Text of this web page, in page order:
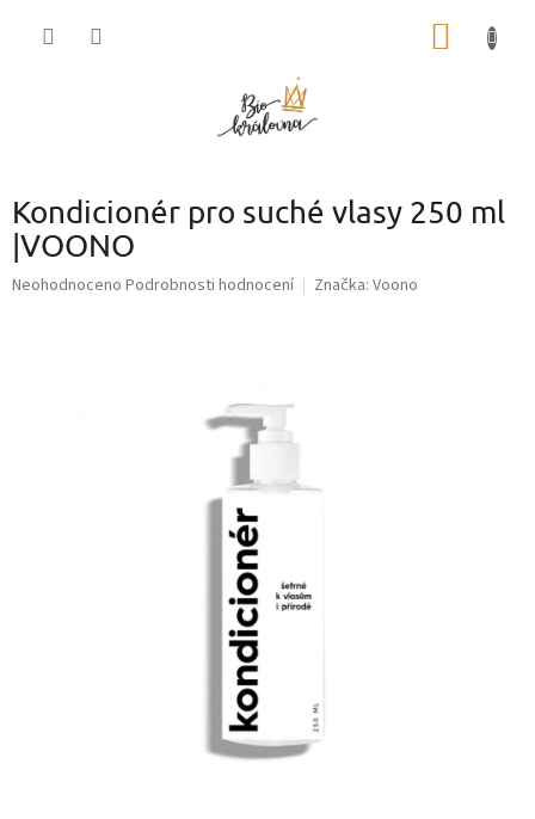
Kondicionér pro suché vlasy 250 ml
|VOONO
Průměrné
Neohodnoceno Podrobnosti hodnocení Značka: Voono